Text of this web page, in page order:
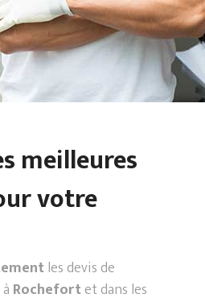
meilleures
votre
les devis de
Rochefortet dans les